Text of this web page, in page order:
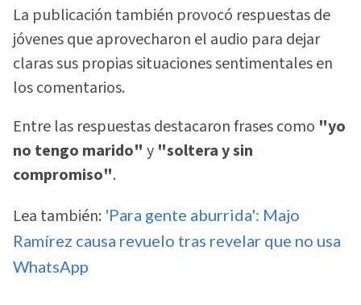
La publicación también provocó respuestas de
jóvenes que aprovecharon el audio para dejar
claras sus propias situaciones sentimentales en
los comentarios.
Entre las respuestas destacaron frases como "yo
no tengo marido" y "soltera y sin
compromiso".
Lea también: 'Para gente aburrida': Majo
Ramírez causa revuelo tras revelar que no usa
WhatsApp